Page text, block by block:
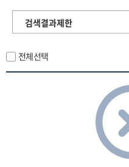
검색결과제한
전체선택